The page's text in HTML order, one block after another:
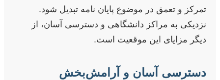
تمرکز و تعمق در موضوع پایان نامه تبدیل شود.
نزدیکی به مراکز دانشگاهی و دسترسی آسان، از
دیگر مزایای این موقعیت است.
دسترسی آسان و آرامش‌بخش